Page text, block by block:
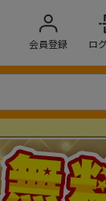
会員登録 ロ